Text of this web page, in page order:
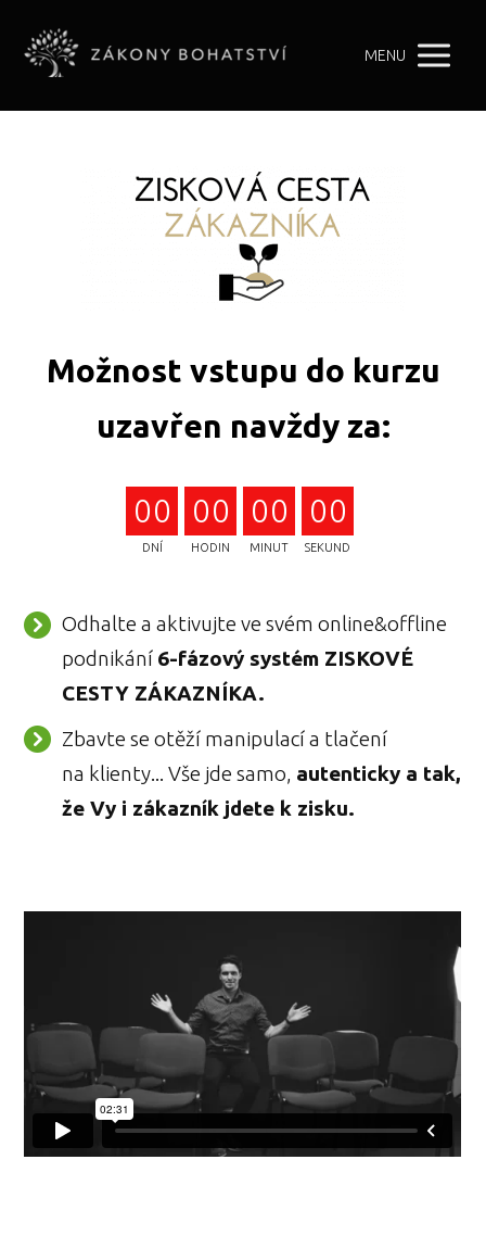
MENU
Možnost vstupu do kurzu
uzavřen navždy za:
00
DNÍ
00
HODIN
00
MINUT
00
SEKUND
Odhalte a aktivujte ve svém online&offline
podnikání 6-fázový systém ZISKOVÉ
CESTY ZÁKAZNÍKA.
Zbavte se otěží manipulací a tlačení
na klienty... Vše jde samo, autenticky a tak,
že Vy i zákazník jdete k zisku.